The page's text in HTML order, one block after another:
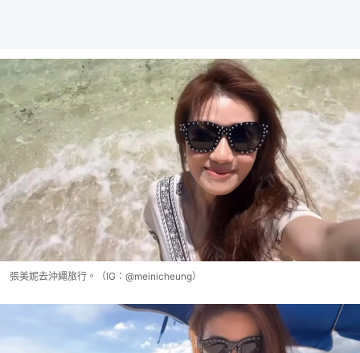
張美妮去沖繩旅行。（IG：@meinicheung）